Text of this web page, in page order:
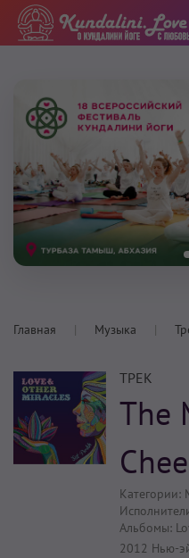
Главная Музыка
ТРЕК
The
Категории:
Альбомы:
2012 Нью-